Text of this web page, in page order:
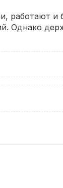
работают и
Однако